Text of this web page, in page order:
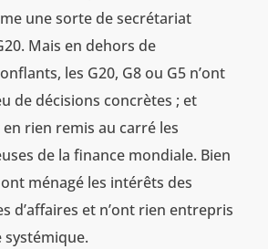
une sorte de secrétariat
Mais en dehors de
les G20, G8 ou G5 n’ont
de décisions concrètes ; et
rien remis au carré les
de la finance mondiale. Bien
ménagé les intérêts des
d’affaires et n’ont rien entrepris